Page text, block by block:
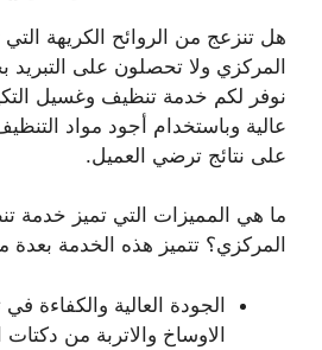
هل تنزعج من الروائح الكريهة
المركزي ولا تحصلون على التبريد
نوفر لكم خدمة تنظيف وغسيل
عالية وباستخدام أجود مواد
على نتائج ترضي العميل.
ما هي المميزات التي تميز خدمة
المركزي؟ تتميز هذه الخدمة بعدة
الجودة العالية والكفاءة
الاوساخ والاتربة من دكتات